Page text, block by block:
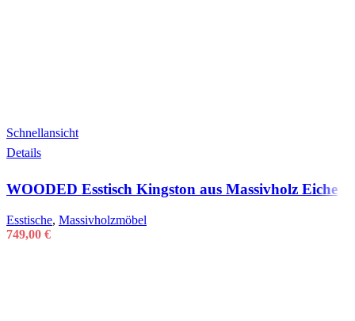
Schnellansicht
Details
WOODED Esstisch Kingston aus Massivholz Eiche
Esstische, Massivholzmöbel
749,00 €